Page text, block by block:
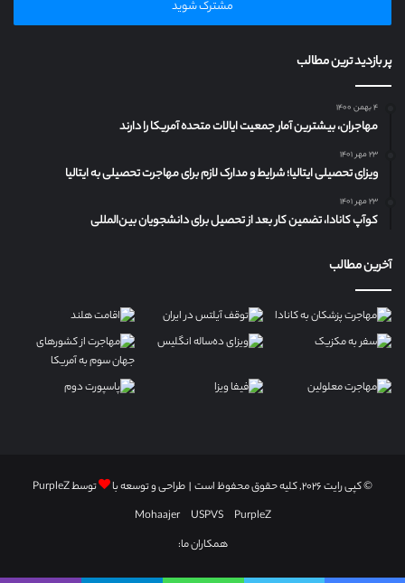
وارد
پر بازدید ترین مطالب
۴ بهمن ۱۴۰۰
مهاجران، بیشترین آمار جمعیت ایالات متحده آمریکا را دارند
۲۳ مهر ۱۴۰۱
ویزای تحصیلی ایتالیا؛ شرایط و مدارک لازم برای مهاجرت تحصیلی به ایتالیا
۲۳ مهر ۱۴۰۱
کوآپ کانادا، تضمین کار بعد از تحصیل برای دانشجویان بین‌المللی
آخرین مطالب
© کپی رایت ۲۰۲۶, کلیه حقوق محفوظ است | طراحی و توسعه با توسطPurpleZ
PurpleZ
USPVS
Mohaajer
همکاران ما: